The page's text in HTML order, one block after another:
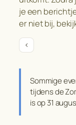
je een
er niet bij,
‹
Sommige
tijdens de
is op 31